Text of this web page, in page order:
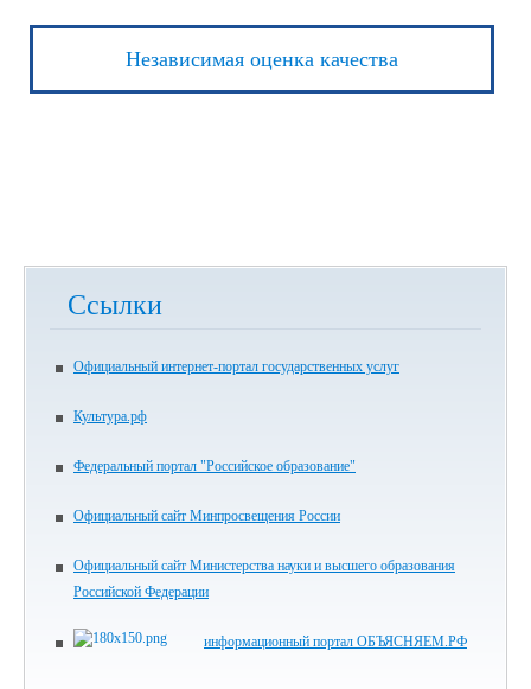
Независимая оценка качества
Ссылки
Официальный интернет-портал государственных услуг
Культура.рф
Федеральный портал "Российское образование"
Официальный сайт Минпросвещения России
Официальный сайт Министерства науки и высшего образования
Российской Федерации
информационный портал ОБЪЯСНЯЕМ.РФ